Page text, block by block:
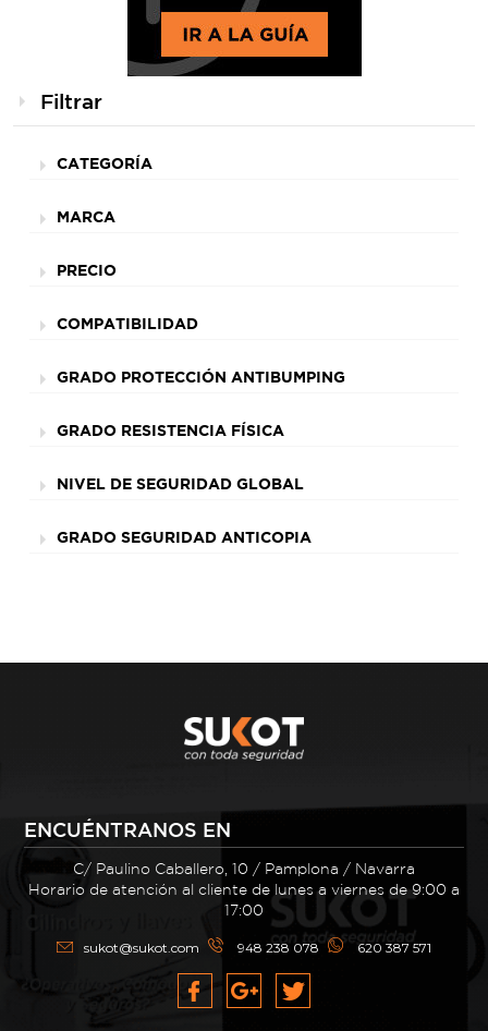
Filtrar
CATEGORÍA
MARCA
PRECIO
COMPATIBILIDAD
GRADO PROTECCIÓN ANTIBUMPING
GRADO RESISTENCIA FÍSICA
NIVEL DE SEGURIDAD GLOBAL
GRADO SEGURIDAD ANTICOPIA
ENCUÉNTRANOS EN
C/ Paulino Caballero, 10 / Pamplona / Navarra
Horario de atención al cliente de lunes a viernes de 9:00 a
17:00
sukot@sukot.com 948 238 078 620 387 571